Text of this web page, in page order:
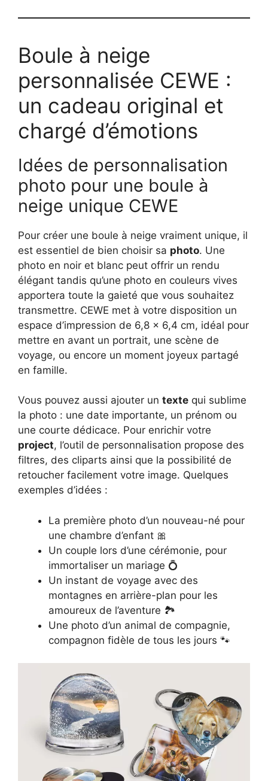
Boule à neige
personnalisée CEWE :
un cadeau original et
chargé d’émotions
Idées de personnalisation
photo pour une boule à
neige unique CEWE
Pour créer une boule à neige vraiment unique, il
est essentiel de bien choisir sa photo. Une
photo en noir et blanc peut offrir un rendu
élégant tandis qu’une photo en couleurs vives
apportera toute la gaieté que vous souhaitez
transmettre. CEWE met à votre disposition un
espace d’impression de 6,8 x 6,4 cm, idéal pour
mettre en avant un portrait, une scène de
voyage, ou encore un moment joyeux partagé
en famille.
Vous pouvez aussi ajouter un texte qui sublime
la photo : une date importante, un prénom ou
une courte dédicace. Pour enrichir votre
project, l’outil de personnalisation propose des
filtres, des cliparts ainsi que la possibilité de
retoucher facilement votre image. Quelques
exemples d’idées :
La première photo d’un nouveau-né pour
une chambre d’enfant 🎀
Un couple lors d’une cérémonie, pour
immortaliser un mariage 💍
Un instant de voyage avec des
montagnes en arrière-plan pour les
amoureux de l’aventure 🏞️
Une photo d’un animal de compagnie,
compagnon fidèle de tous les jours 🐾